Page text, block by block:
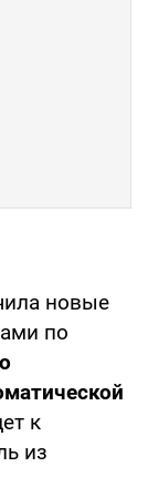
новые
по
к
из